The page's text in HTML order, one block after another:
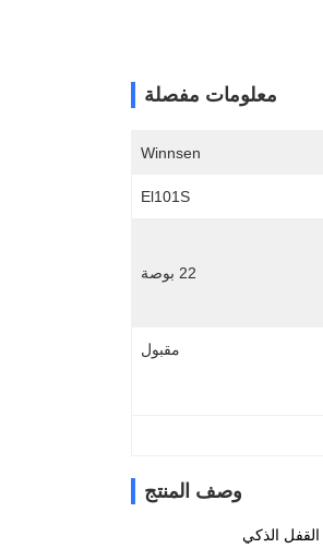
معلومات مفصلة
Winnsen
El101S
22 بوصة
مقبول
وصف المنتج